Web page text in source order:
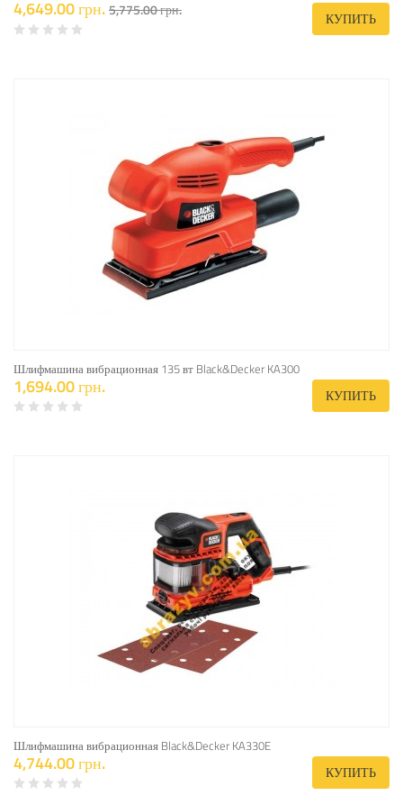
4,649.00 грн.5,775.00 грн. КУПИТЬ
Шлифмашина вибрационная 135 вт Black&Decker KA300
1,694.00 грн. КУПИТЬ
Шлифмашина вибрационная Black&Decker KA330E
4,744.00 грн. КУПИТЬ